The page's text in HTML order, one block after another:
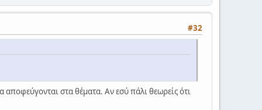
#32
στα θέματα. Αν εσύ πάλι θεωρείς ότι